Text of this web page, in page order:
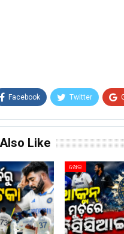
Facebook Twitter
Like
ଖେଳ